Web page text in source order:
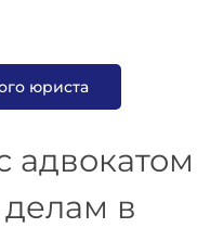
юриста
адвокатом
в